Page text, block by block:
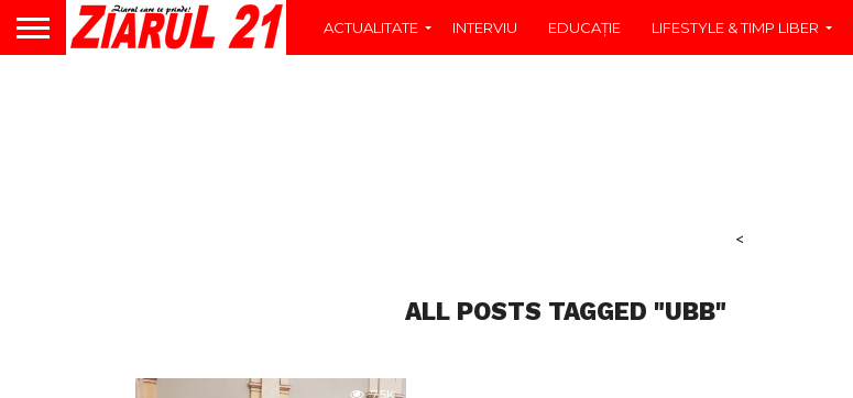
ACTUALITATE INTERVIU EDUCAŢIE LIFESTYLE & TIMP LIBER
<
ALL POSTS TAGGED "UBB"
7.5K